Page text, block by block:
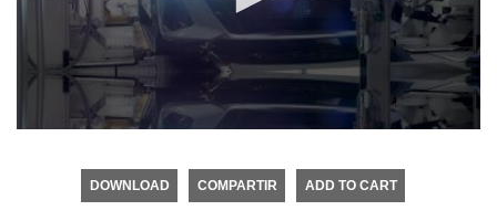
seconds
DOWNLOAD COMPARTIR ADD TO CART